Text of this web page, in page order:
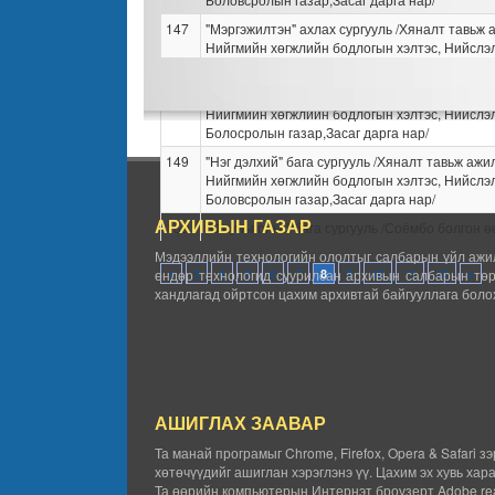
147
"Мэргэжилтэн" ахлах сургууль /Хяналт тавьж
Нийгмийн хөгжлийн бодлогын хэлтэс,
Нийгмийн хөгжлийн бодлогын хэлтэс,
Болосролын газар,Засаг дарга нар/
149
"Нэг дэлхий" бага сургууль /Хяналт тавьж
Нийгмийн хөгжлийн бодлогын хэлтэс,
Боловсролын газар,Засаг дарга нар/
150
"Оюуны оньс" бага сургууль /Соёмбо болгон
152
"Хэл иргэншил" ахлах сургууль /Хяналт
Нийгмийн хөгжлийн хэлтэс, Нийслэлийн
ажиллах нь Нийгмийн хөгжлийн хэлтэс,
Боловсролын газар,Засаг дарга нар/
155
"Их хангай" ахлах сургууль /Хяналт тавьж
< 3 4 5 6 7 8 9 10 11 12 >
АРХИВЫН ГАЗАР
Мэдээллийн технологийн ололтыг салбарын үйл
өндөр технологид суурилсан архивын салбарын
хандлагад ойртсон цахим архивтай байгууллага
АШИГЛАХ ЗААВАР
Та манай програмыг Chrome, Firefox, Opera & Safari
хөтөчүүдийг ашиглан хэрэглэнэ үү. Цахим эх хувь
Та өөрийн компьютерын Интернэт броузерт Adobe